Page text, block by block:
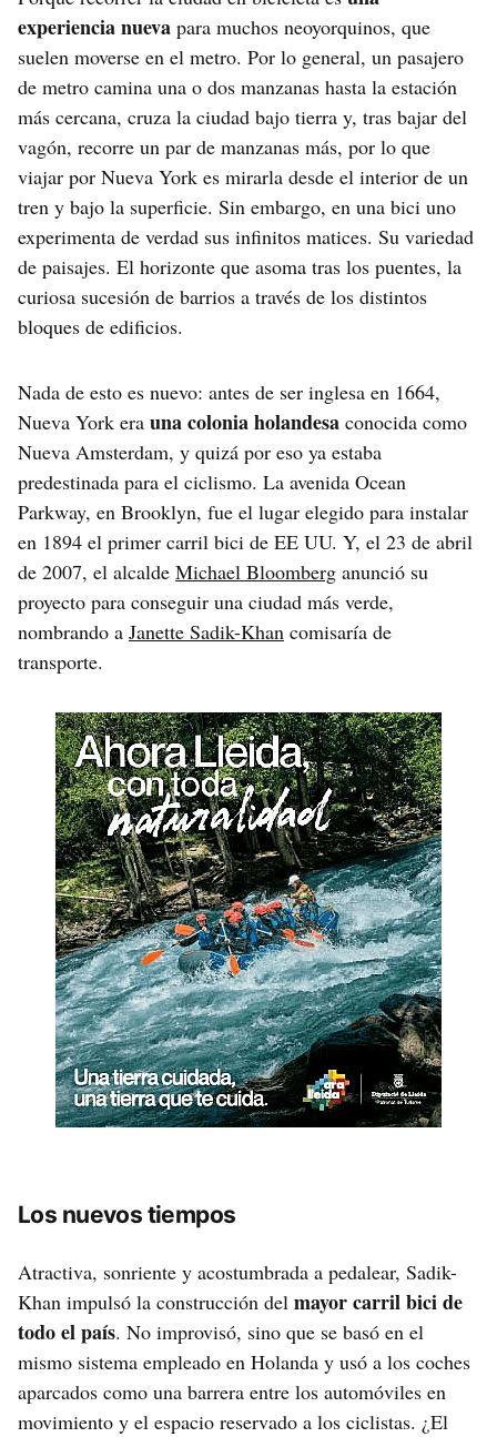
experiencia nueva para muchos neoyorquinos, que
suelen moverse en el metro. Por lo general, un pasajero
de metro camina una o dos manzanas hasta la estación
más cercana, cruza la ciudad bajo tierra y, tras bajar del
vagón, recorre un par de manzanas más, por lo que
viajar por Nueva York es mirarla desde el interior de un
tren y bajo la superficie. Sin embargo, en una bici uno
experimenta de verdad sus infinitos matices. Su variedad
de paisajes. El horizonte que asoma tras los puentes, la
curiosa sucesión de barrios a través de los distintos
bloques de edificios.
Nada de esto es nuevo: antes de ser inglesa en 1664,
Nueva York era una colonia holandesa conocida como
Nueva Amsterdam, y quizá por eso ya estaba
predestinada para el ciclismo. La avenida Ocean
Parkway, en Brooklyn, fue el lugar elegido para instalar
en 1894 el primer carril bici de EE UU. Y, el 23 de abril
de 2007, el alcalde Michael Bloomberg anunció su
proyecto para conseguir una ciudad más verde,
nombrando a Janette Sadik-Khan comisaría de
transporte.
Los nuevos tiempos
Atractiva, sonriente y acostumbrada a pedalear, Sadik-
Khan impulsó la construcción del mayor carril bici de
todo el país. No improvisó, sino que se basó en el
mismo sistema empleado en Holanda y usó a los coches
aparcados como una barrera entre los automóviles en
movimiento y el espacio reservado a los ciclistas. ¿El